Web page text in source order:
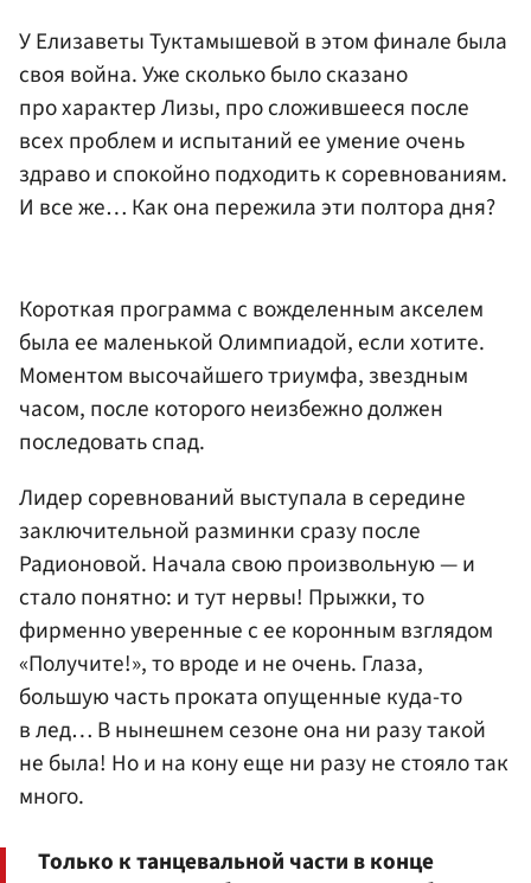
У Елизаветы Туктамышевой в этом финале была
своя война. Уже сколько было сказано
про характер Лизы, про сложившееся после
всех проблем и испытаний ее умение очень
здраво и спокойно подходить к соревнованиям.
И все же… Как она пережила эти полтора дня?
Короткая программа с вожделенным акселем
была ее маленькой Олимпиадой, если хотите.
Моментом высочайшего триумфа, звездным
часом, после которого неизбежно должен
последовать спад.
Лидер соревнований выступала в середине
заключительной разминки сразу после
Радионовой. Начала свою произвольную — и
стало понятно: и тут нервы! Прыжки, то
фирменно уверенные с ее коронным взглядом
«Получите!», то вроде и не очень. Глаза,
большую часть проката опущенные куда-то
в лед… В нынешнем сезоне она ни разу такой
не была! Но и на кону еще ни разу не стояло так
много.
Только к танцевальной части в конце